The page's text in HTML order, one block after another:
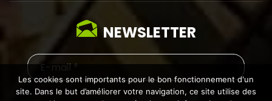
NEWSLETTER
Les cookies sont importants pour le bon fonctionnement d'un
site. Dans le but d’améliorer votre navigation, ce site utilise des